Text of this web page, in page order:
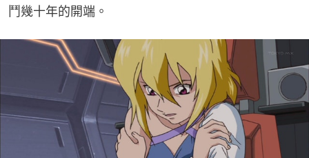
鬥幾十年的開端。